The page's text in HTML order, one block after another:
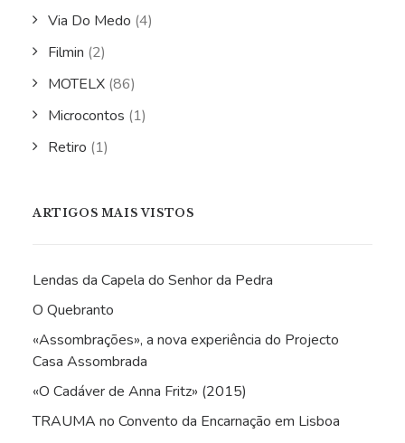
Via Do Medo (4)
Filmin (2)
MOTELX (86)
Microcontos (1)
Retiro (1)
ARTIGOS MAIS VISTOS
Lendas da Capela do Senhor da Pedra
O Quebranto
«Assombrações», a nova experiência do Projecto
Casa Assombrada
«O Cadáver de Anna Fritz» (2015)
TRAUMA no Convento da Encarnação em Lisboa